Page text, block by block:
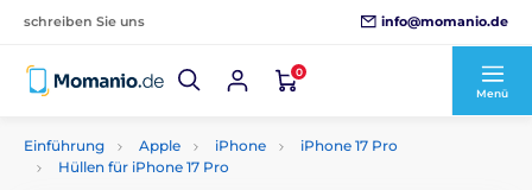
schreiben Sie uns info@momanio.de
0
Menü
Einführung Apple iPhone
iPhone 17 Pro
Hüllen für iPhone 17 Pro